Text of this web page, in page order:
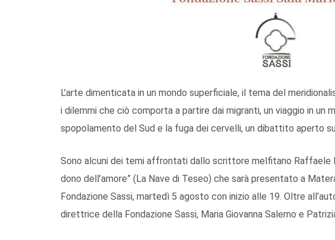
L’arte dimenticata in un mondo superficiale, il tema del
i dilemmi che ciò comporta a partire dai migranti, un viaggio in un
spopolamento del Sud e la fuga dei cervelli, un dibattito aperto
Sono alcuni dei temi affrontati dallo scrittore melfitano Raffaele
dono dell’amore” (La Nave di Teseo) che sarà presentato a
Fondazione Sassi, martedì 5 agosto con inizio alle 19. Oltre
direttrice della Fondazione Sassi, Maria Giovanna Salerno e